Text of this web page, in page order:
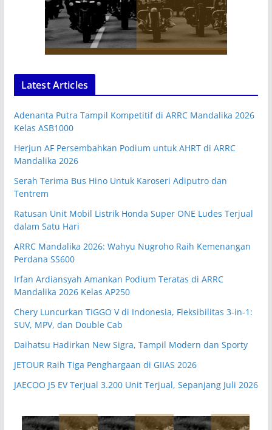
Latest Articles
Adenanta Putra Tampil Kompetitif di ARRC Mandalika 2026
Kelas ASB1000
Herjun AF Persembahkan Podium untuk AHRT di ARRC
Mandalika 2026
Serah Terima Bus Hino Untuk Karoseri Adiputro dan
Tentrem
Ratusan Unit Mobil Listrik Honda Super ONE Ludes Terjual
dalam Satu Hari
ARRC Mandalika 2026: Wahyu Nugroho Raih Kemenangan
Perdana SS600
Irfan Ardiansyah Amankan Podium Teratas di ARRC
Mandalika 2026 Kelas AP250
Chery Luncurkan TIGGO V di Indonesia, Fleksibilitas 3-in-1:
SUV, MPV, dan Double Cab
Daihatsu Hadirkan New Sigra, Tampil Modern dan Sporty
JETOUR Raih Tiga Penghargaan di GIIAS 2026
JAECOO J5 EV Terjual 3.200 Unit Terjual, Sepanjang Juli 2026